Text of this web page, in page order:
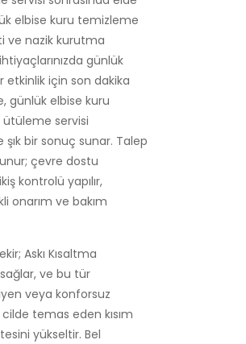
elbise kuru temizleme
ve nazik kurutma
günlük
etkinlik için son dakika
günlük elbise kuru
servisi
bir sonuç sunar. Talep
çevre dostu
kontrolü yapılır,
onarım ve bakım
Askı Kısaltma
ve bu tür
veya konforsuz
temas eden kısım
yükseltir. Bel